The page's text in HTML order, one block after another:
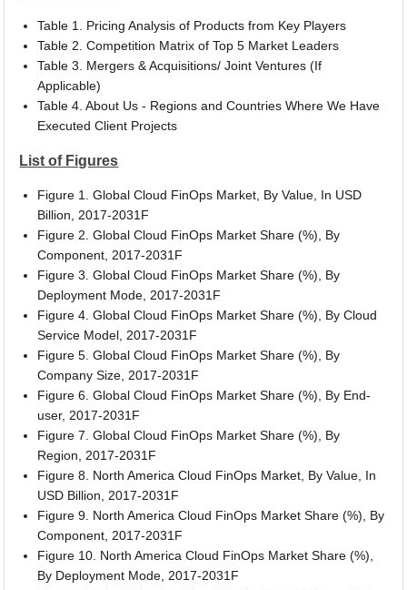
Table 1. Pricing Analysis of Products from Key Players
Table 2. Competition Matrix of Top 5 Market Leaders
Table 3. Mergers & Acquisitions/ Joint Ventures (If
Applicable)
Table 4. About Us - Regions and Countries Where We Have
Executed Client Projects
List of Figures
Figure 1. Global Cloud FinOps Market, By Value, In USD
Billion, 2017-2031F
Figure 2. Global Cloud FinOps Market Share (%), By
Component, 2017-2031F
Figure 3. Global Cloud FinOps Market Share (%), By
Deployment Mode, 2017-2031F
Figure 4. Global Cloud FinOps Market Share (%), By Cloud
Service Model, 2017-2031F
Figure 5. Global Cloud FinOps Market Share (%), By
Company Size, 2017-2031F
Figure 6. Global Cloud FinOps Market Share (%), By End-
user, 2017-2031F
Figure 7. Global Cloud FinOps Market Share (%), By
Region, 2017-2031F
Figure 8. North America Cloud FinOps Market, By Value, In
USD Billion, 2017-2031F
Figure 9. North America Cloud FinOps Market Share (%), By
Component, 2017-2031F
Figure 10. North America Cloud FinOps Market Share (%),
By Deployment Mode, 2017-2031F